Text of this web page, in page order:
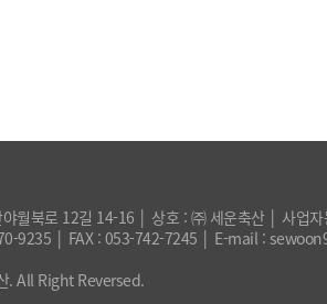
야월북로 12길 14-16 │ 상호 : ㈜ 세운축산 │ 사업
9235 │ FAX : 053-742-7245 │ E-mail :
. All Right Reversed.